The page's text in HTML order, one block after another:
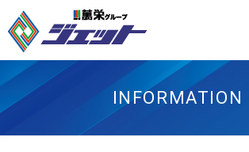
INFORMATION